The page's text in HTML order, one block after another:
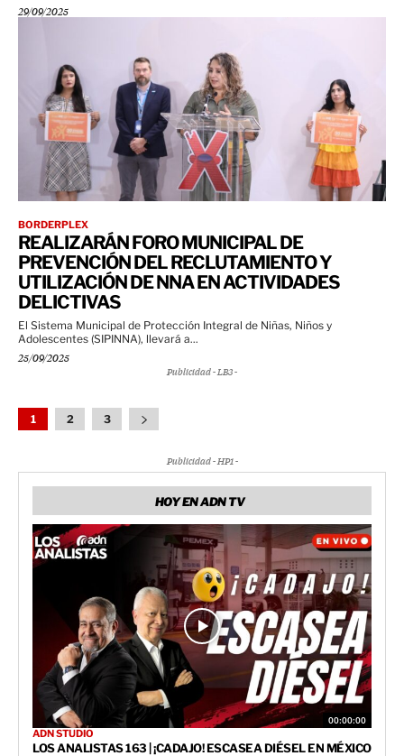
29/09/2025
BORDERPLEX
REALIZARÁN FORO MUNICIPAL DE
PREVENCIÓN DEL RECLUTAMIENTO Y
UTILIZACIÓN DE NNA EN ACTIVIDADES
DELICTIVAS
El Sistema Municipal de Protección Integral de Niñas, Niños y
Adolescentes (SIPINNA), llevará a...
25/09/2025
Publicidad - LB3 -
1 2 3
Publicidad - HP1 -
HOY EN ADN TV
00:00:00
ADN STUDIO
LOS ANALISTAS 163 | ¡CADAJO! ESCASEA DIÉSEL EN MÉXICO